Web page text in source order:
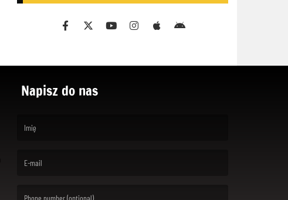
Napisz do nas